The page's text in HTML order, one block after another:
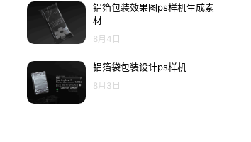
铝箔包装效果图ps样机生成素
材
8月4日
铝箔袋包装设计ps样机
8月3日